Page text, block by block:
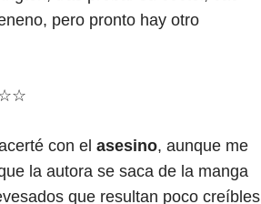
pero pronto hay otro
con el asesino, aunque me
la autora se saca de la manga
que resultan poco creíbles